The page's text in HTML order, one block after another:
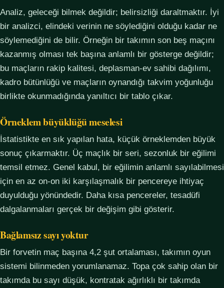
Analiz, geleceği bilmek değildir; belirsizliği daraltmaktır. İyi
bir analizci, elindeki verinin ne söylediğini olduğu kadar ne
söylemediğini de bilir. Örneğin bir takımın son beş maçını
kazanmış olması tek başına anlamlı bir gösterge değildir;
bu maçların rakip kalitesi, deplasman-ev sahibi dağılımı,
kadro bütünlüğü ve maçların oynandığı takvim yoğunluğu
birlikte okunmadığında yanıltıcı bir tablo çıkar.
Örneklem büyüklüğü meselesi
İstatistikte en sık yapılan hata, küçük örneklemden büyük
sonuç çıkarmaktır. Üç maçlık bir seri, sezonluk bir eğilimi
temsil etmez. Genel kabul, bir eğilimin anlamlı sayılabilmesi
için en az on-on iki karşılaşmalık bir pencereye ihtiyaç
duyulduğu yönündedir. Daha kısa pencereler, tesadüfi
dalgalanmaları gerçek bir değişim gibi gösterir.
Bağlamsız sayı yoktur
Bir forvetin maç başına 4,2 şut ortalaması, takımın oyun
sistemi bilinmeden yorumlanamaz. Topa çok sahip olan bir
takımda bu sayı düşük, kontratak ağırlıklı bir takımda